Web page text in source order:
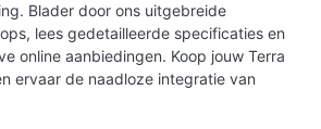
Blader door ons uitgebreide
lees gedetailleerde specificaties en
online aanbiedingen. Koop jouw Terra
ervaar de naadloze integratie van